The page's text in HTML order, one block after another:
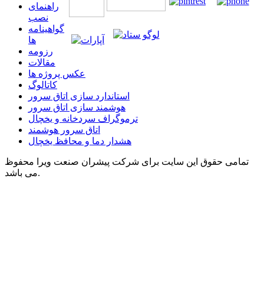
راهنمای
نصب
گواهينامه
ها
رزومه
مقالات
عکس پروژه ها
کاتالوگ
استاندارد سازی اتاق سرور
هوشمند سازی اتاق سرور
ترموگراف سردخانه و یخچال
اتاق سرور هوشمند
هشدار دما و محافظ یخچال
تمامی حقوق این سایت برای شرکت پیشران صنعت ویرا محفوظ
می باشد.